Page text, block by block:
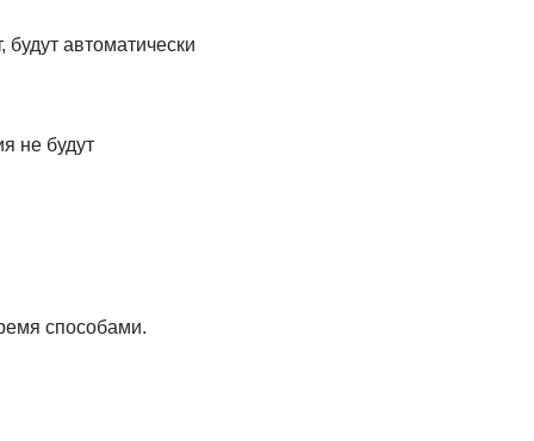
автоматически
не будут
способами.